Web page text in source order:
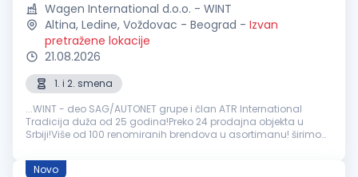
Wagen International d.o.o. - WINT
Altina, Ledine, Voždovac - Beograd - Izvan
pretražene lokacije
21.08.2026
1. i 2. smena
...WINT - deo SAG/AUTONET grupe i član ATR International
Tradicija duža od 25 godina!Preko 24 prodajna objekta u
Srbiji!Više od 100 renomiranih brendova u asortimanu! širimo
delova Odgovornosti...
Novo